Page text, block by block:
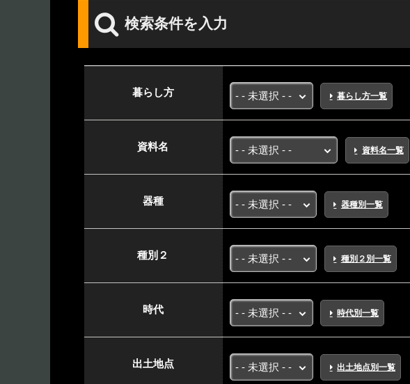
検索条件を入力
暮らし方 暮らし方一覧
資料名 資料名一覧
器種 器種別一覧
種別２ 種別２別一覧
時代 時代別一覧
出土地点 出土地点別一覧